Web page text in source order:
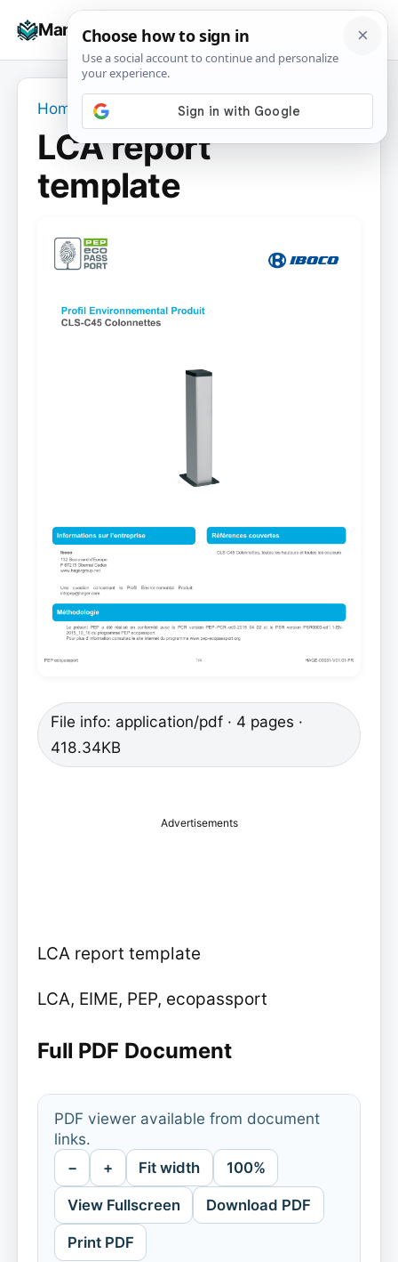
Manuals+
☰
Home LCA report template
LCA report
template
File info: application/pdf · 4 pages ·
418.34KB
Advertisements
LCA report template
LCA, EIME, PEP, ecopassport
Full PDF Document
PDF viewer available from document
links.
− + Fit width 100%
View Fullscreen Download PDF
Print PDF